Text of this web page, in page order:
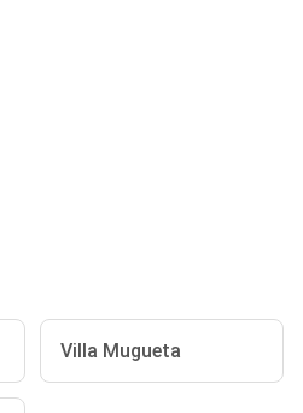
Villa Mugueta